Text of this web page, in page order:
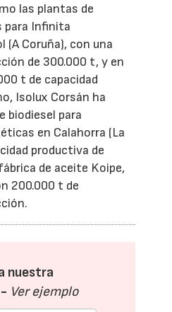
las plantas de
para Infinita
(A Coruña), con una
de 300.000 t, y en
t de capacidad
Isolux Corsán ha
biodiesel para
en Calahorra (La
productiva de
de aceite Koipe,
200.000 t de
nuestra
Ver ejemplo